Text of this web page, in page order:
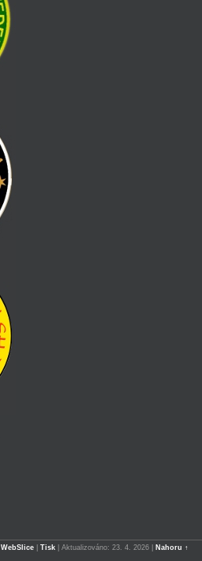
WebSlice Tisk Aktualizováno: 23. 4. 2026 Nahoru ↑